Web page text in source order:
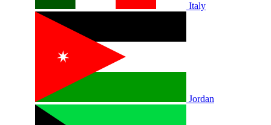
Italy
Jordan